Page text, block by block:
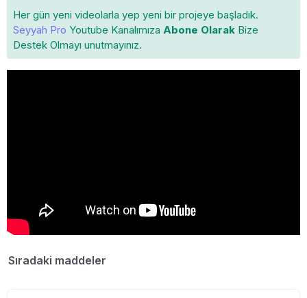
Her gün yeni videolarla yep yeni bir projeye başladık.
Seyyah Pro Youtube Kanalımıza Abone Olarak Bize
Destek Olmayı unutmayınız.
Sıradaki maddeler